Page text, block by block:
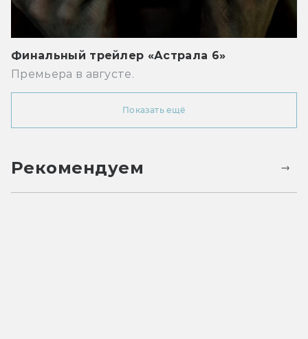
Финальный трейлер «Астрала 6»
Премьера в августе.
Показать ещё
Рекомендуем